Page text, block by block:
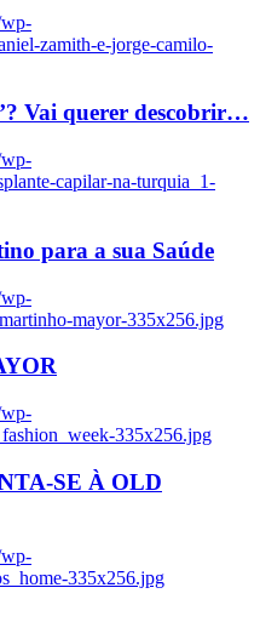
zamith-e-jorge-camilo-
Vai querer descobrir…
capilar-na-turquia_1-
para a sua Saúde
mayor-335x256.jpg
335x256.jpg
SE À OLD
335x256.jpg